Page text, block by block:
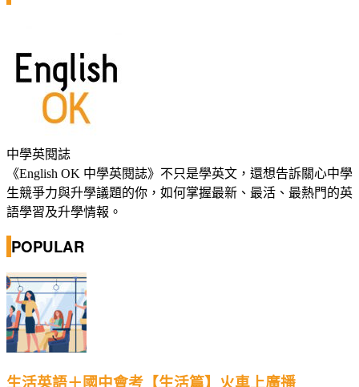
中學英閱誌
《English OK 中學英閱誌》不只是學英文，還想告訴關心中學
生競爭力與升學議題的你，如何掌握最新、最活、最熱門的英
語學習及升學情報。
POPULAR
生活英語＋國中會考【生活篇】火車上廣播